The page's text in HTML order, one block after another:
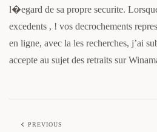
l�egard de sa propre securite.
excedents , ! vos decrochements
en ligne, avec la les recherches, j’ai
accepte au sujet des retraits sur
PREVIOUS